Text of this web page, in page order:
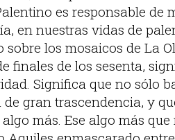
es responsable de
en nuestras vidas de
los mosaicos de La
finales de los sesenta,
Significa que no sólo
gran trascendencia, y
más. Ese algo más que